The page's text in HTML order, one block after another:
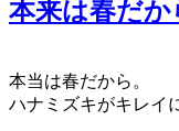
本来は春だか
本当は春だから。
ハナミズキがキレイ